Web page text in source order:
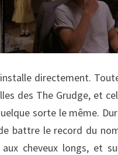
directement.
des The Grudge, et
sorte le même.
battre le record du
cheveux longs, et